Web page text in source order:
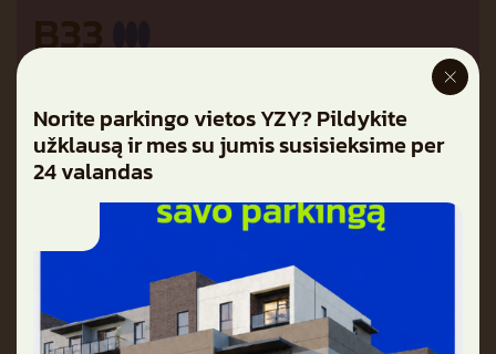
B33
Plotas be pertvarų
49,02 m²
Balkonas
4,54 m²
Kambariai
3
Kryptis
Rezervuokite laiką apžiūrai
Norite parkingo vietos YZY? Pildykite
užklausą ir mes su jumis susisieksime per
24 valandas